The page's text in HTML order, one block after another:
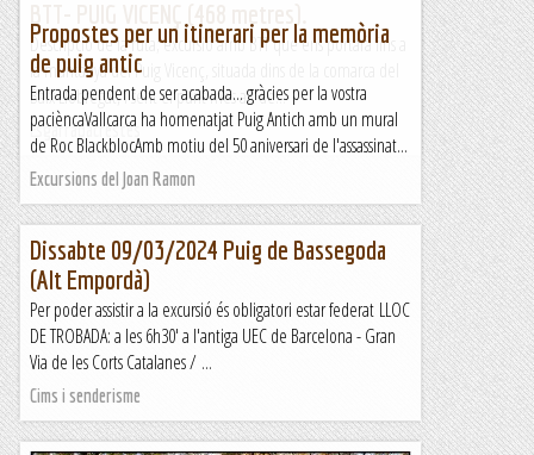
Descripció de la ruta; excursió amb BTT que ens portarà fins a
la muntanya del Puig Vicenç, situada dins de la comarca del
Baix Llobregat, i sent el punt més alt de...
Esgarrapacrestes
Propostes per un itinerari per la memòria
de puig antic
Entrada pendent de ser acabada... gràcies per la vostra
pacièncaVallcarca ha homenatjat Puig Antich amb un mural
de Roc BlackblocAmb motiu del 50 aniversari de l'assassinat...
Excursions del Joan Ramon
Dissabte 09/03/2024 Puig de Bassegoda
(Alt Empordà)
Per poder assistir a la excursió és obligatori estar federat LLOC
DE TROBADA: a les 6h30' a l'antiga UEC de Barcelona - Gran
Via de les Corts Catalanes / ...
Cims i senderisme